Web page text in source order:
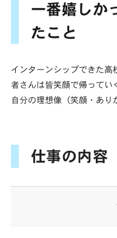
一番嬉しか
たこと
インターンシップできた高
者さんは皆笑顔で帰ってい
自分の理想像（笑顔・あり
仕事の内容